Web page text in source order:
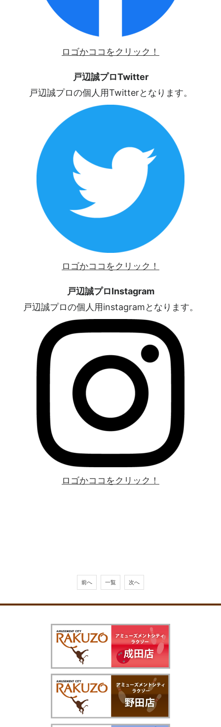
ロゴかココをクリック！
戸辺誠プロTwitter
戸辺誠プロの個人用Twitterとなります。
ロゴかココをクリック！
戸辺誠プロInstagram
戸辺誠プロの個人用instagramとなります。
ロゴかココをクリック！
前へ 一覧 次へ